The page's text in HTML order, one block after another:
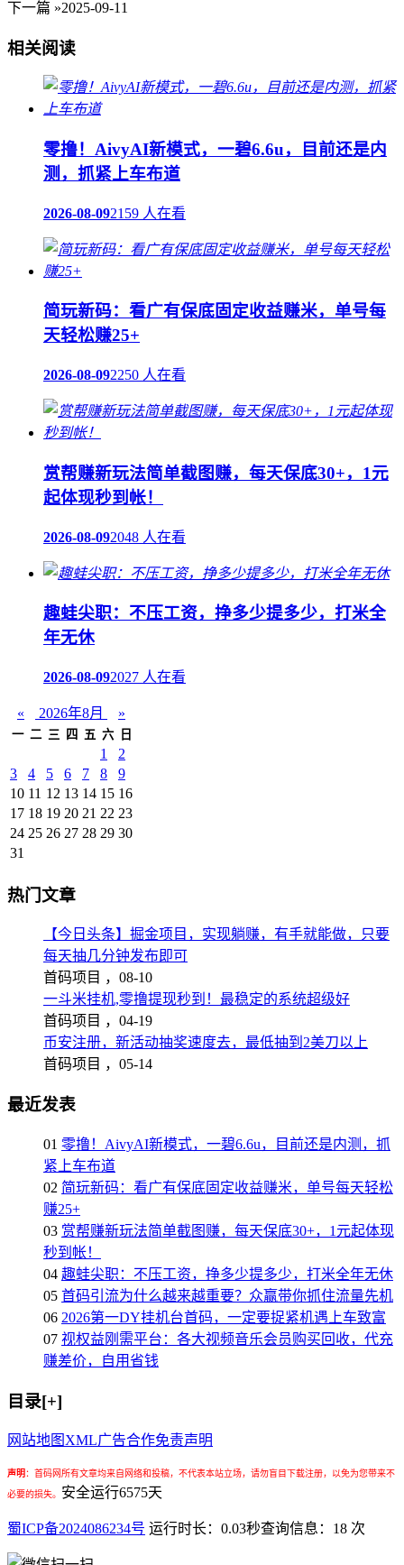
下一篇 »2025-09-11
相关阅读
零撸！AivyAI新模式，一碧6.6u，目前还是内
测，抓紧上车布道
2026-08-092159 人在看
简玩新码：看广有保底固定收益赚米，单号每
天轻松赚25+
2026-08-092250 人在看
赏帮赚新玩法简单截图赚，每天保底30+，1元
起体现秒到帐！
2026-08-092048 人在看
趣蛙尖职：不压工资，挣多少提多少，打米全
年无休
2026-08-092027 人在看
« 2026年8月 »
一 二 三 四 五 六 日
1
2
3
4 5 6 7 8
9
10 11 12 13 14 15 16
17 18 19 20 21 22 23
24 25 26 27 28 29 30
31
热门文章
【今日头条】掘金项目，实现躺赚，有手就能做，只要
每天抽几分钟发布即可
首码项目 ， 08-10
一斗米挂机,零撸提现秒到！最稳定的系统超级好
首码项目 ， 04-19
币安注册，新活动抽奖速度去，最低抽到2美刀以上
首码项目 ， 05-14
最近发表
01 零撸！AivyAI新模式，一碧6.6u，目前还是内测，抓
紧上车布道
02 简玩新码：看广有保底固定收益赚米，单号每天轻松
赚25+
03 赏帮赚新玩法简单截图赚，每天保底30+，1元起体现
秒到帐！
04 趣蛙尖职：不压工资，挣多少提多少，打米全年无休
05 首码引流为什么越来越重要？众赢带你抓住流量先机
06 2026第一DY挂机台首码，一定要捉紧机遇上车致富
07 视权益刚需平台：各大视频音乐会员购买回收，代充
赚差价，自用省钱
目录[+]
网站地图 XML广告合作免责声明
声明： 首码网所有文章均来自网络和投稿，不代表本站立场，请勿盲目下载注册，以免为您带来不
必要的损失。 安全运行6575天
蜀ICP备2024086234号 运行时长：0.03秒查询信息：18 次